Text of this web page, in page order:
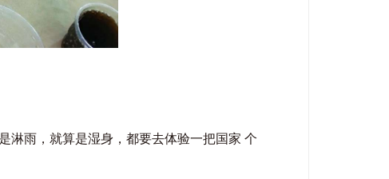
淋雨，就算是湿身，都要去体验一把国家 个